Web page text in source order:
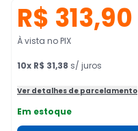
R$ 313,90
À vista no PIX
10x R$ 31,38 s/ juros
Ver detalhes de parcelamento
Em estoque